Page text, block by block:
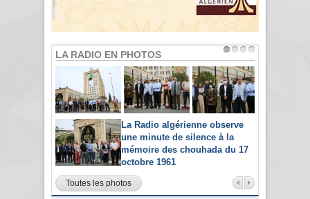
LA RADIO EN PHOTOS
La Radio algérienne observe
une minute de silence à la
mémoire des chouhada du 17
octobre 1961
Toutes les photos